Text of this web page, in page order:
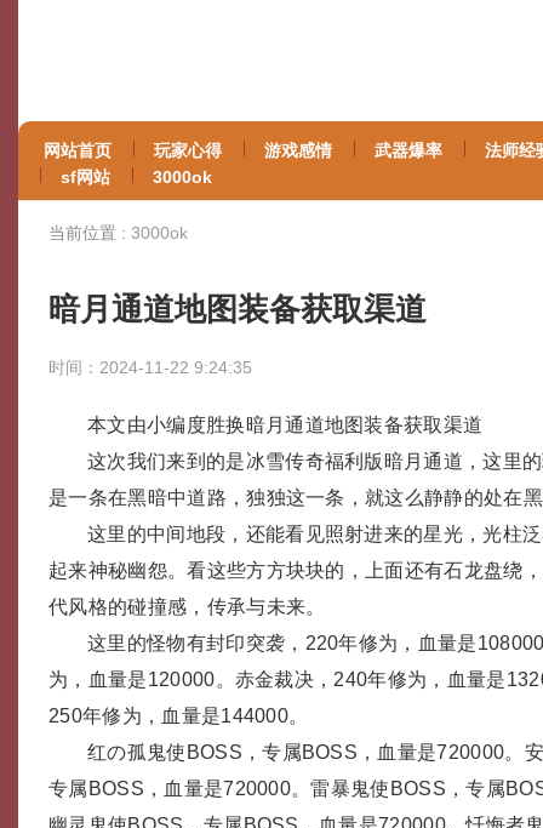
网站首页 玩家心得 游戏感情 武器爆率
法师经
sf网站
3000ok
当前位置 : 3000ok
暗月通道地图装备获取渠道
时间：2024-11-22 9:24:35
本文由小编度胜换暗月通道地图装备获取渠道
这次我们来到的是冰雪传奇福利版暗月通道，这里
是一条在黑暗中道路，独独这一条，就这么静静的处在
这里的中间地段，还能看见照射进来的星光，光柱
起来神秘幽怨。看这些方方块块的，上面还有石龙盘绕
代风格的碰撞感，传承与未来。
这里的怪物有封印突袭，220年修为，血量是
为，血量是120000。赤金裁决，240年修为，血量是
250年修为，血量是144000。
红の孤鬼使BOSS，专属BOSS，血量是720000。
专属BOSS，血量是720000。雷暴鬼使BOSS，专属